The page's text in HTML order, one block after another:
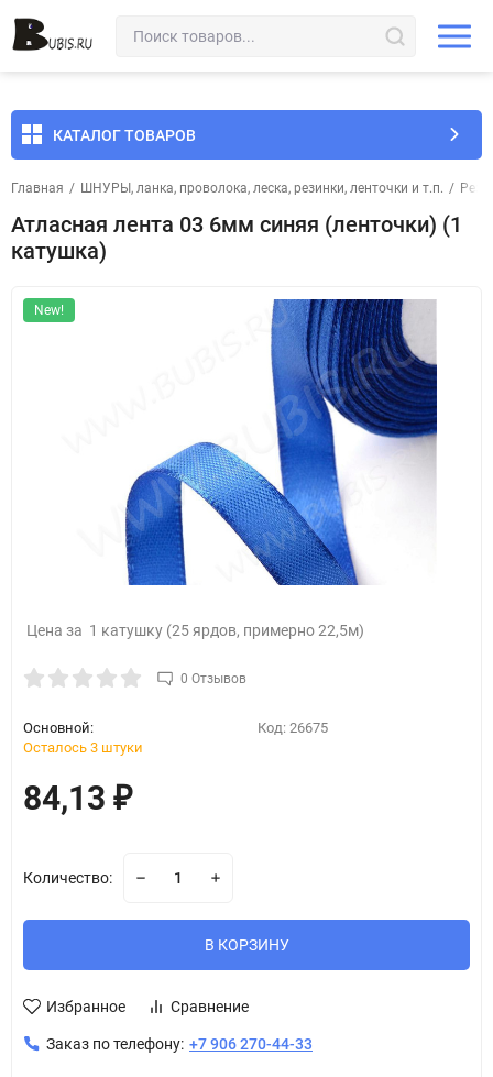
КАТАЛОГ ТОВАРОВ
Главная / ШНУРЫ, ланка, проволока, леска, резинки, ленточки и т.п. /
Атласная лента 03 6мм синяя (ленточки) (1
катушка)
New!
Цена за 1 катушку (25 ярдов, примерно 22,5м)
0 Отзывов
Основной:
Осталось 3 штуки
Код: 26675
84,13 ₽
Количество:
В КОРЗИНУ
Избранное Сравнение
Заказ по телефону: +7 906 270-44-33